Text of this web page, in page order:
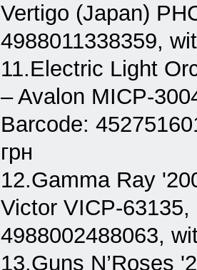
Vertigo (Japan)
4988011338359,
11.Electric Light
– Avalon MICP-
Barcode:
грн
12.Gamma Ray
Victor VICP-63135,
4988002488063,
13.Guns N’Roses